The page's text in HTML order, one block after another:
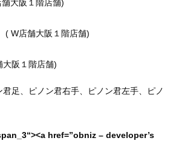
舗大阪１階店舗)
( W店舗大阪１階店舗)
大阪１階店舗)
足、ピノン君右手、ピノン君左手、ピノ
“><a href=”obniz – developer’s